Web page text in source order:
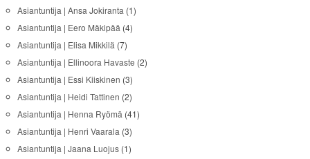
Asiantuntija | Ansa Jokiranta (1)
Asiantuntija | Eero Mäkipää (4)
Asiantuntija | Elisa Mikkilä (7)
Asiantuntija | Ellinoora Havaste (2)
Asiantuntija | Essi Kiiskinen (3)
Asiantuntija | Heidi Tattinen (2)
Asiantuntija | Henna Ryömä (41)
Asiantuntija | Henri Vaarala (3)
Asiantuntija | Jaana Luojus(1)